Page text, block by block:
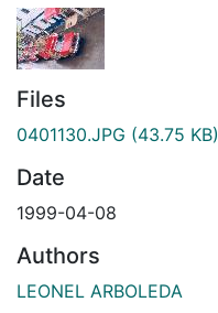
Files
0401130.JPG (43.75 KB)
Date
1999-04-08
Authors
LEONEL ARBOLEDA